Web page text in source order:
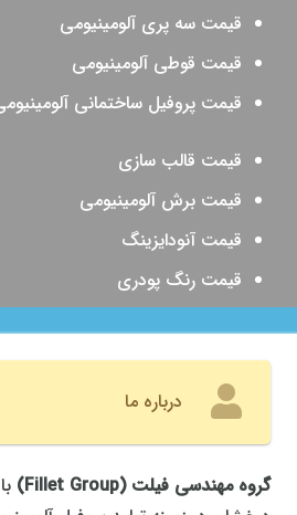
قیمت سه پری آلومینیومی
قیمت قوطی آلومینیومی
قیمت پروفیل ساختمانی
قیمت قالب سازی
قیمت برش آلومینیومی
قیمت آنودایزینگ
قیمت رنگ پودری
درباره ما
گروه مهندسی فیلت (
Fillet Group
)